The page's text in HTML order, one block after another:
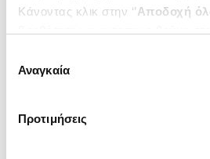
Κάνοντας κλικ στην ‘’Αποδοχή
ενδιαφέρουν και να επιλέξετε
΄΄και να
συγκατάθεσης
Αναγκαία
Προτιμήσεις